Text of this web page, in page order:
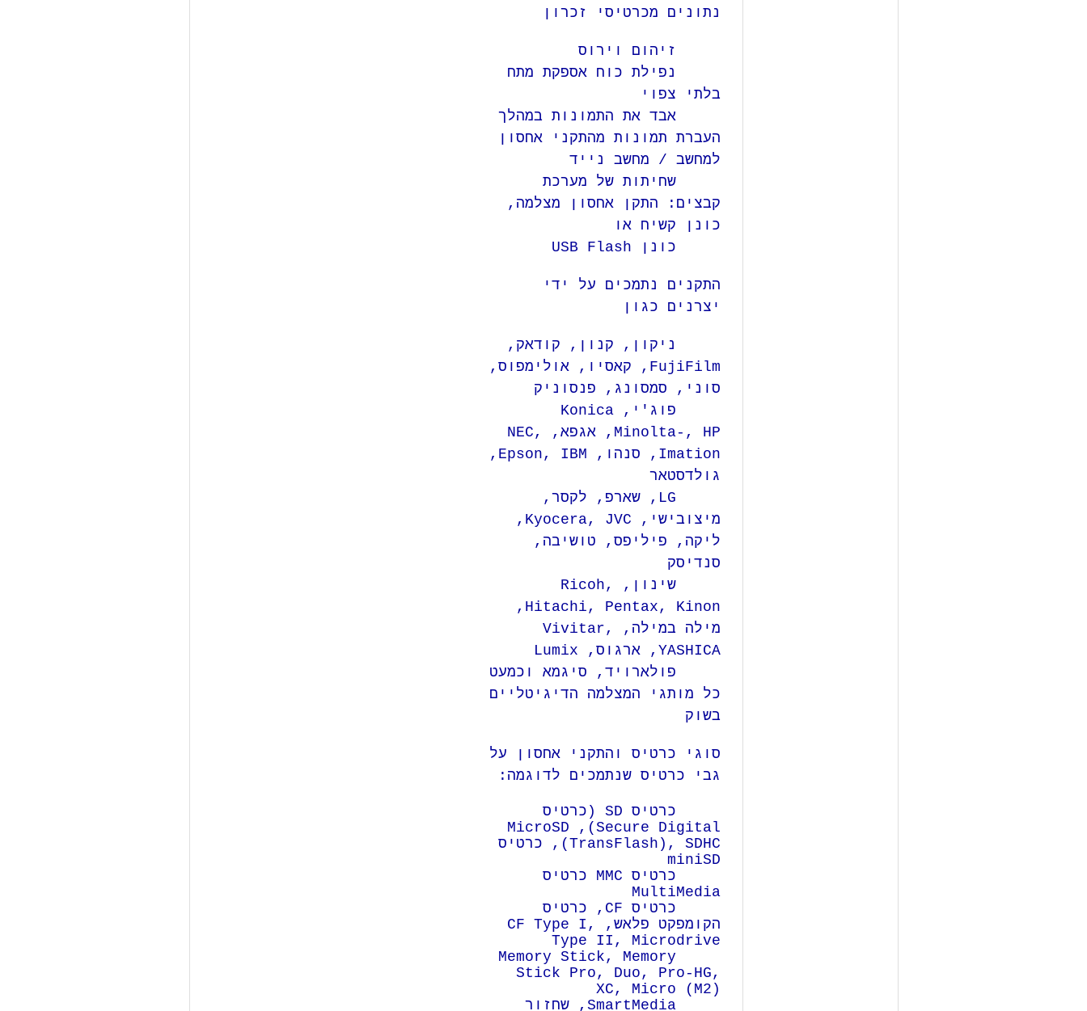
נתונים מכרטיסי זכרון
זיהום וירוס
נפילת כוח אספקת מתח
בלתי צפוי
אבד את התמונות במהלך
העברת תמונות מהתקני אחסון
למחשב / מחשב נייד
שחיתות של מערכת
קבצים: התקן אחסון מצלמה,
כונן קשיח או
כונן USB Flash
התקנים נתמכים על ידי
יצרנים כגון
ניקון, קנון, קודאק,
FujiFilm, קאסיו, אולימפוס,
סוני, סמסונג, פנסוניק
פוג'י, Konica
Minolta-, HP, אגפא, NEC,
Imation, סנהו, Epson, IBM,
גולדסטאר
LG, שארפ, לקסר,
מיצובישי, Kyocera, JVC,
ליקה, פיליפס, טושיבה,
סנדיסק
שינון, Ricoh,
Hitachi, Pentax, Kinon,
מילה במילה, Vivitar,
YASHICA, ארגוס, Lumix
פולארויד, סיגמא וכמעט
כל מותגי המצלמה הדיגיטליים
בשוק
סוגי כרטיס והתקני אחסון על
גבי כרטיס שנתמכים לדוגמה:
כרטיס SD (כרטיס
Secure Digital), MicroSD
(TransFlash), SDHC, כרטיס
miniSD
כרטיס MMC כרטיס
MultiMedia
כרטיס CF, כרטיס
הקומפקט פלאש, CF Type I,
Type II, Microdrive
Memory Stick, Memory
Stick Pro, Duo, Pro-HG,
XC, Micro (M2)
SmartMedia, שחזור